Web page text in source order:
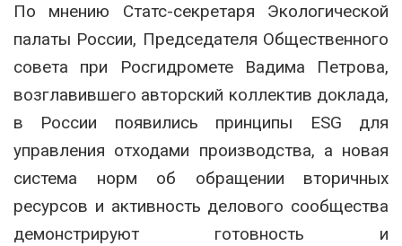
По мнению Статс-секретаря Экологической
палаты России, Председателя Общественного
совета при Росгидромете Вадима Петрова,
возглавившего авторский коллектив доклада,
в России появились принципы ESG для
управления отходами производства, а новая
система норм об обращении вторичных
ресурсов и активность делового сообщества
демонстрируют готовность и